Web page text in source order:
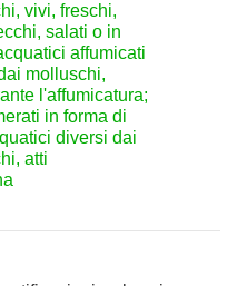
vivi, freschi,
salati o in
affumicati
molluschi,
l'affumicatura;
in forma di
diversi dai
atti